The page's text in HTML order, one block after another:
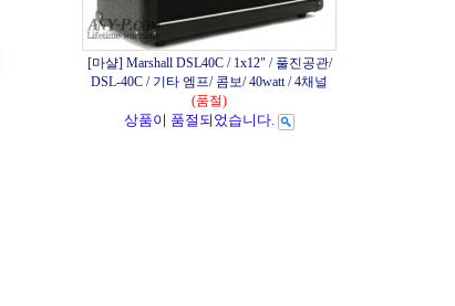
[마샬] Marshall DSL40C / 1x12" / 풀진공관/
DSL-40C / 기타 엠프/ 콤보/ 40watt / 4채널
(품절)
상품이 품절되었습니다.